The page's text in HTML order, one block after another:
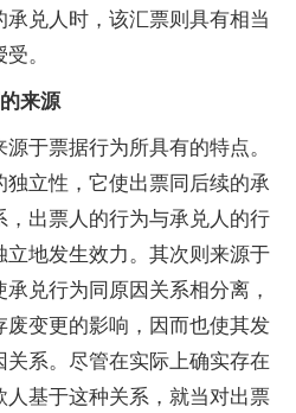
兑人时，该汇票则具有相当
。
来源
票据行为所具有的特点。
立性，它使出票同后续的承
，出票人的行为与承兑人的行
地发生效力。其次则来源于
兑行为同原因关系相分离，
变更的影响，因而也使其发
系。尽管在实际上确实存在
基于这种关系，就当对出票